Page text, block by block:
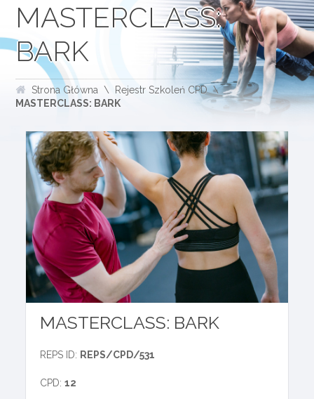
MASTERCLASS:
BARK
Strona Główna
Rejestr Szkoleń CPD
MASTERCLASS: BARK
MASTERCLASS: BARK
REPS ID: REPS/CPD/531
CPD:12